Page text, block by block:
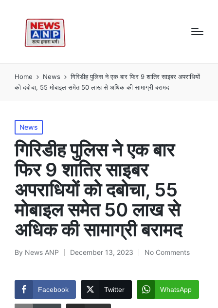
Home News
गिरिडीह पुलिस ने एक बार फिर 9 शातिर साइबर अपराधियों
को दबोचा, 55 मोबाइल समेत 50 लाख से अधिक की सामाग्री बरामद
Posted
in
News
गिरिडीह पुलिस ने एक बार
फिर 9 शातिर साइबर
अपराधियों को दबोचा, 55
मोबाइल समेत 50 लाख से
अधिक की सामाग्री बरामद
Posted
By News ANP December 13, 2023 No Comments
Facebook Twitter WhatsApp